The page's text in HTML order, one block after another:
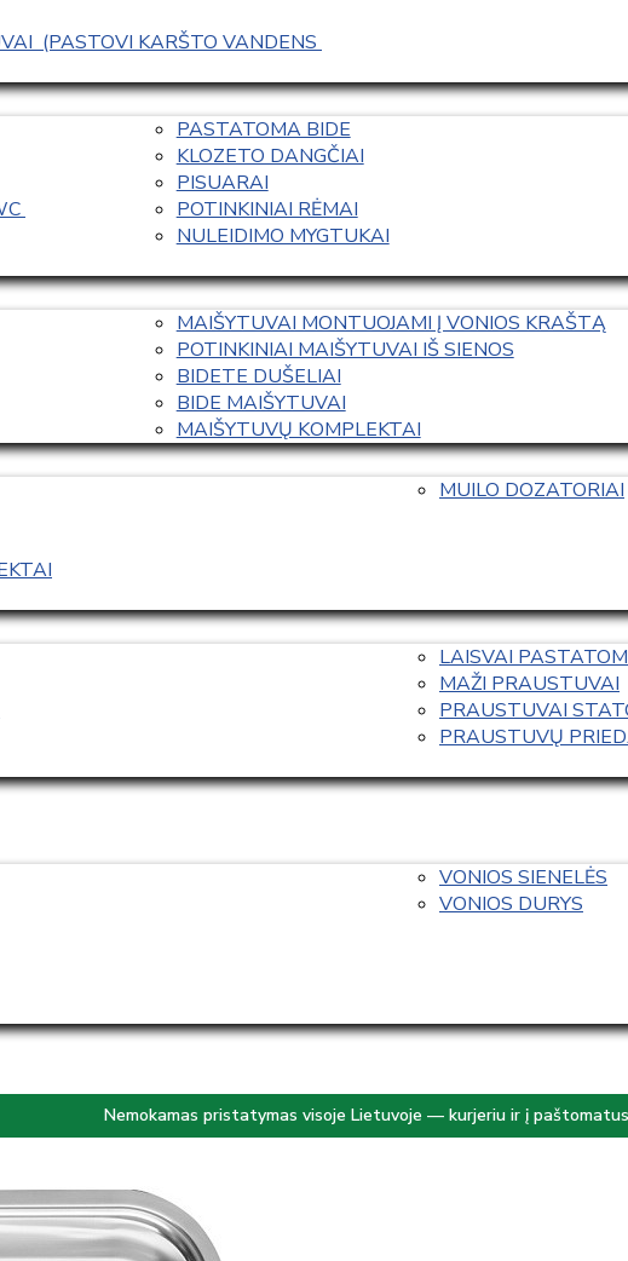
(PASTOVI KARŠTO VANDENS
PASTATOMA BIDE
KLOZETO DANGČIAI
PISUARAI
POTINKINIAI RĖMAI
NULEIDIMO MYGTUKAI
MAIŠYTUVAI MONTUOJAMI Į VONIOS KRAŠTĄ
POTINKINIAI MAIŠYTUVAI IŠ SIENOS
BIDETE DUŠELIAI
BIDE MAIŠYTUVAI
MAIŠYTUVŲ KOMPLEKTAI
MUILO DOZATORIAI
LAISVAI
MAŽI PRAUSTUVAI
PRAUSTUVAI
PRAUSTUVŲ
VONIOS SIENELĖS
VONIOS DURYS
Nemokamas pristatymas visoje Lietuvoje — kurjeriu ir į paštomatus